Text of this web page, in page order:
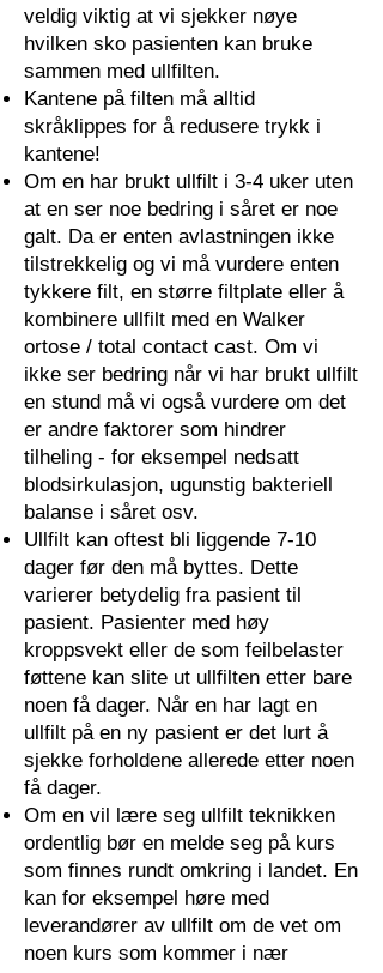
veldig viktig at vi sjekker nøye
hvilken sko pasienten kan bruke
sammen med ullfilten.
Kantene på filten må alltid
skråklippes for å redusere trykk i
kantene!
Om en har brukt ullfilt i 3-4 uker uten
at en ser noe bedring i såret er noe
galt. Da er enten avlastningen ikke
tilstrekkelig og vi må vurdere enten
tykkere filt, en større filtplate eller å
kombinere ullfilt med en Walker
ortose / total contact cast. Om vi
ikke ser bedring når vi har brukt ullfilt
en stund må vi også vurdere om det
er andre faktorer som hindrer
tilheling - for eksempel nedsatt
blodsirkulasjon, ugunstig bakteriell
balanse i såret osv.
Ullfilt kan oftest bli liggende 7-10
dager før den må byttes. Dette
varierer betydelig fra pasient til
pasient. Pasienter med høy
kroppsvekt eller de som feilbelaster
føttene kan slite ut ullfilten etter bare
noen få dager. Når en har lagt en
ullfilt på en ny pasient er det lurt å
sjekke forholdene allerede etter noen
få dager.
Om en vil lære seg ullfilt teknikken
ordentlig bør en melde seg på kurs
som finnes rundt omkring i landet. En
kan for eksempel høre med
leverandører av ullfilt om de vet om
noen kurs som kommer i nær